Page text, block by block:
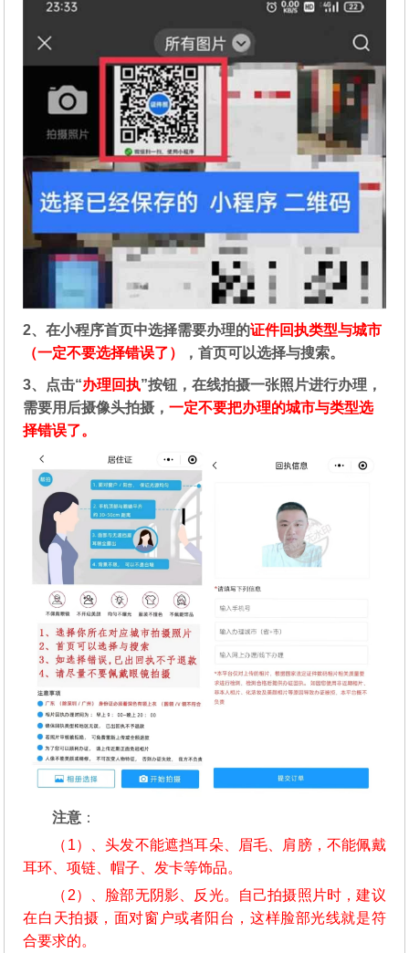
2、在小程序首页中选择需要办理的证件回执类型与城市
（一定不要选择错误了）
，首页可以选择与搜索。
3、点击“办理回执”按钮，在线拍摄一张照片进行办理，
需要用后摄像头拍摄，一定不要把办理的城市与类型选
择错误了。
注意 ：
（1）、头发不能遮挡耳朵、眉毛、肩膀，不能佩戴
耳环、项链、帽子、发卡等饰品。
（2）、脸部无阴影、反光。自己拍摄照片时，建议
在白天拍摄，面对窗户或者阳台，这样脸部光线就是符
合要求的。